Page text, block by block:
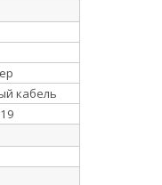
кабель